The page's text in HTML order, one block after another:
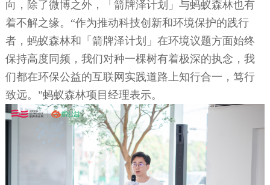
向，除了微博之外，「箭牌泽计划」与蚂蚁森林也有
着不解之缘。“作为推动科技创新和环境保护的践行
者，蚂蚁森林和「箭牌泽计划」在环境议题方面始终
保持高度同频，我们对种一棵树有着极深的执念，我
们都在环保公益的互联网实践道路上知行合一，笃行
致远。”蚂蚁森林项目经理表示。